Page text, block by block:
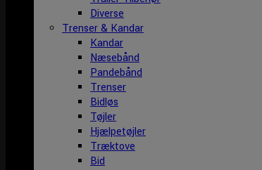
Diverse
Trenser & Kandar
Kandar
Næsebånd
Pandebånd
Trenser
Bidløs
Tøjler
Hjælpetøjler
Træktove
Bid